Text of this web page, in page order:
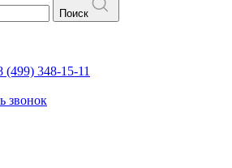
Поиск
(499) 348-15-11
звонок